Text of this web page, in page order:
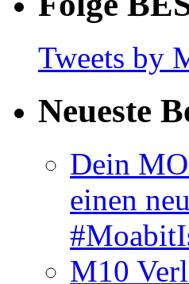
Tweets by
Neueste
Dein
einen
M10